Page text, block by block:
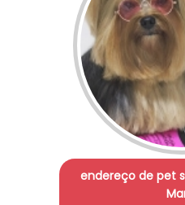
endereço de pet